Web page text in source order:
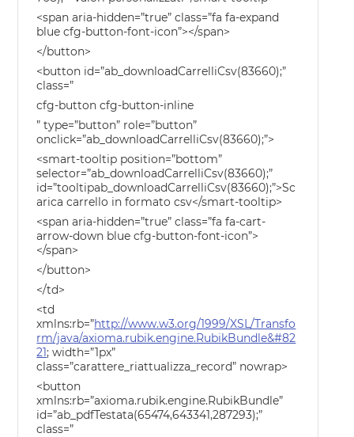
<span aria-hidden=”true” class=”fa fa-expand
blue cfg-button-font-icon”></span>
</button>
<button id=”ab_downloadCarrelliCsv(83660);”
class=”
cfg-button cfg-button-inline
” type=”button” role=”button”
onclick=”ab_downloadCarrelliCsv(83660);”>
<smart-tooltip position=”bottom”
selector=”ab_downloadCarrelliCsv(83660);”
id=”tooltipab_downloadCarrelliCsv(83660);”>Sc
arica carrello in formato csv</smart-tooltip>
<span aria-hidden=”true” class=”fa fa-cart-
arrow-down blue cfg-button-font-icon”>
</span>
</button>
</td>
<td
xmlns:rb=”http://www.w3.org/1999/XSL/Transfo
rm/java/axioma.rubik.engine.RubikBundle&#82
21; width=”1px”
class=”carattere_riattualizza_record” nowrap>
<button
xmlns:rb=”axioma.rubik.engine.RubikBundle”
id=”ab_pdfTestata(65474,643341,287293);”
class=”